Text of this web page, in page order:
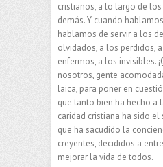
cristianos, a lo largo de
demás. Y cuando
hablamos de servir a los
olvidados, a los perdidos,
enfermos, a los invisibles.
nosotros, gente
laica, para poner en
que tanto bien ha hecho a
caridad cristiana ha sido
que ha sacudido la
creyentes, decididos a
mejorar la vida de todos.